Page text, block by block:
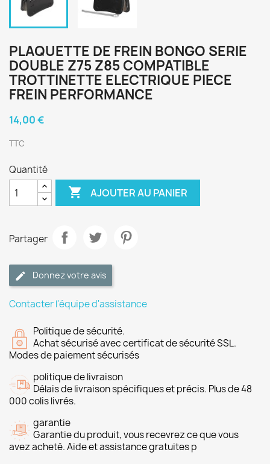
PLAQUETTE DE FREIN BONGO SERIE
DOUBLE Z75 Z85 COMPATIBLE
TROTTINETTE ELECTRIQUE PIECE
FREIN PERFORMANCE
14,00 €
TTC
Quantité
 AJOUTER AU PANIER
Partager
Donnez votre avis
Contacter l'équipe d'assistance
Politique de sécurité.
Achat sécurisé avec certificat de sécurité SSL.
Modes de paiement sécurisés
politique de livraison
Délais de livraison spécifiques et précis. Plus de 48
000 colis livrés.
garantie
Garantie du produit, vous recevrez ce que vous
avez acheté. Aide et assistance gratuites p